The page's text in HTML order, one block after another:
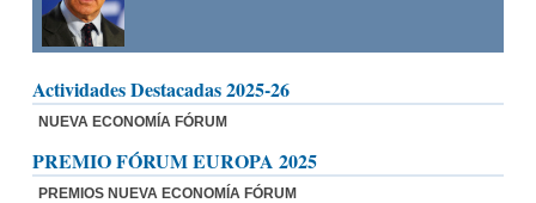
Actividades Destacadas 2025-26
NUEVA ECONOMÍA FÓRUM
PREMIO FÓRUM EUROPA 2025
PREMIOS NUEVA ECONOMÍA FÓRUM